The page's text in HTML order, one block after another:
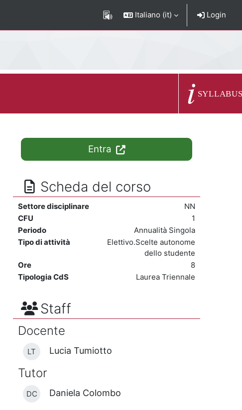
Italiano ‎(it)‎ Login
Descrizione del
SYLLABUS
Entra
Scheda del corso
Settore disciplinare
NN
CFU
1
Periodo
Annualità Singola
Tipo di attività
Elettivo.Scelte autonome
dello studente
Ore
8
Tipologia CdS
Laurea Triennale
Staff
Docente
LT Lucia Tumiotto
Tutor
DC Daniela Colombo